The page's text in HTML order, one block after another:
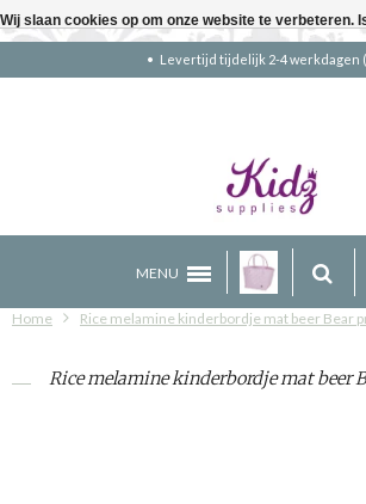
MENU
Home Rice melamine kinderbordje mat beer Bear
Rice melamine kinderbordje mat beer
Wij slaan cookies op om onze website te verbeteren.